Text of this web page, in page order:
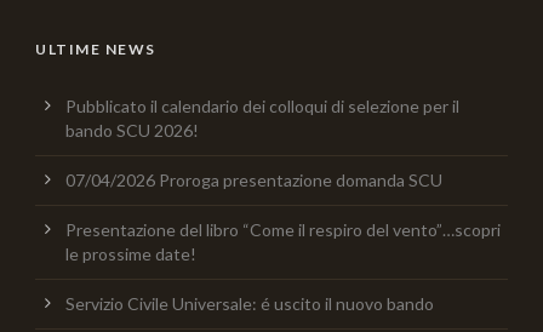
ULTIME NEWS
Pubblicato il calendario dei colloqui di selezione per il
bando SCU 2026!
07/04/2026 Proroga presentazione domanda SCU
Presentazione del libro “Come il respiro del vento”…scopri
le prossime date!
Servizio Civile Universale: é uscito il nuovo bando